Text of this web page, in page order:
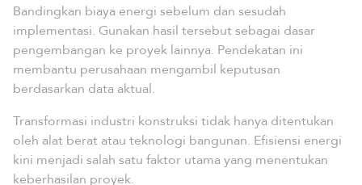
Bandingkan biaya energi sebelum dan sesudah
implementasi. Gunakan hasil tersebut sebagai dasar
pengembangan ke proyek lainnya. Pendekatan ini
membantu perusahaan mengambil keputusan
berdasarkan data aktual.
Transformasi industri konstruksi tidak hanya ditentukan
oleh alat berat atau teknologi bangunan. Efisiensi energi
kini menjadi salah satu faktor utama yang menentukan
keberhasilan proyek.